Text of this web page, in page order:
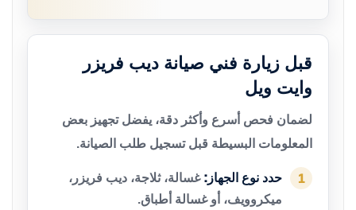
قبل زيارة فني صيانة ديب فريزر
وايت ويل
لضمان فحص أسرع وأكثر دقة، يفضل تجهيز بعض
المعلومات البسيطة قبل تسجيل طلب الصيانة.
1 حدد نوع الجهاز: غسالة، ثلاجة، ديب فريزر،
ميكروويف، أو غسالة أطباق.